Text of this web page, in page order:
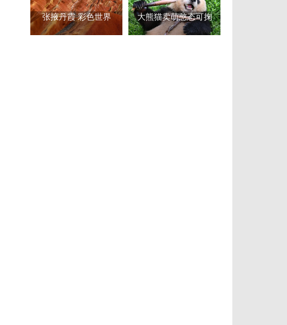
张掖丹霞 彩色世界 大熊猫卖萌憨态可掬